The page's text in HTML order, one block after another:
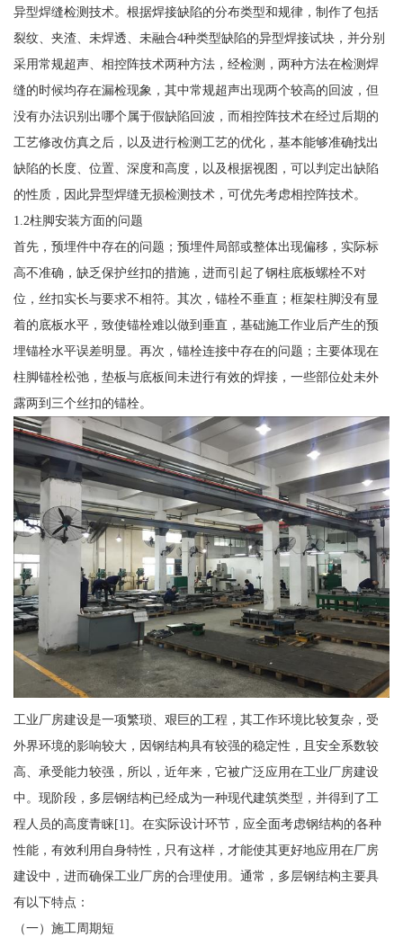
异型焊缝检测技术。根据焊接缺陷的分布类型和规律，制作了包括
裂纹、夹渣、未焊透、未融合4种类型缺陷的异型焊接试块，并分别
采用常规超声、相控阵技术两种方法，经检测，两种方法在检测焊
缝的时候均存在漏检现象，其中常规超声出现两个较高的回波，但
没有办法识别出哪个属于假缺陷回波，而相控阵技术在经过后期的
工艺修改仿真之后，以及进行检测工艺的优化，基本能够准确找出
缺陷的长度、位置、深度和高度，以及根据视图，可以判定出缺陷
的性质，因此异型焊缝无损检测技术，可优先考虑相控阵技术。
1.2柱脚安装方面的问题
首先，预埋件中存在的问题；预埋件局部或整体出现偏移，实际标
高不准确，缺乏保护丝扣的措施，进而引起了钢柱底板螺栓不对
位，丝扣实长与要求不相符。其次，锚栓不垂直；框架柱脚没有显
着的底板水平，致使锚栓难以做到垂直，基础施工作业后产生的预
埋锚栓水平误差明显。再次，锚栓连接中存在的问题；主要体现在
柱脚锚栓松弛，垫板与底板间未进行有效的焊接，一些部位处未外
露两到三个丝扣的锚栓。
工业厂房建设是一项繁琐、艰巨的工程，其工作环境比较复杂，受
外界环境的影响较大，因钢结构具有较强的稳定性，且安全系数较
高、承受能力较强，所以，近年来，它被广泛应用在工业厂房建设
中。现阶段，多层钢结构已经成为一种现代建筑类型，并得到了工
程人员的高度青睐[1]。在实际设计环节，应全面考虑钢结构的各种
性能，有效利用自身特性，只有这样，才能使其更好地应用在厂房
建设中，进而确保工业厂房的合理使用。通常，多层钢结构主要具
有以下特点：
（一）施工周期短